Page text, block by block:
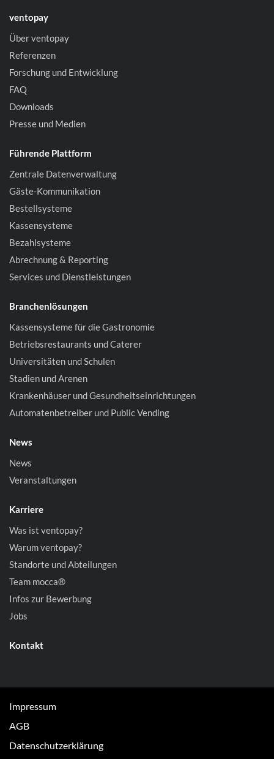
ventopay
Über ventopay
Referenzen
Forschung und Entwicklung
FAQ
Downloads
Presse und Medien
Führende Plattform
Zentrale Datenverwaltung
Gäste-Kommunikation
Bestellsysteme
Kassensysteme
Bezahlsysteme
Abrechnung & Reporting
Services und Dienstleistungen
Branchenlösungen
Kassensysteme für die Gastronomie
Betriebsrestaurants und Caterer
Universitäten und Schulen
Stadien und Arenen
Krankenhäuser und Gesundheitseinrichtungen
Automatenbetreiber und Public Vending
News
News
Veranstaltungen
Karriere
Was ist ventopay?
Warum ventopay?
Standorte und Abteilungen
Team mocca®
Infos zur Bewerbung
Jobs
Kontakt
Impressum
AGB
Datenschutzerklärung